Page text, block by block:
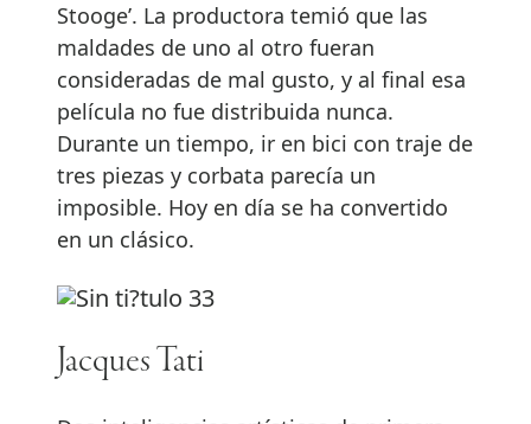
Stooge’. La productora temió que las
maldades de uno al otro fueran
consideradas de mal gusto, y al final esa
película no fue distribuida nunca.
Durante un tiempo, ir en bici con traje de
tres piezas y corbata parecía un
imposible. Hoy en día se ha convertido
en un clásico.
Jacques Tati